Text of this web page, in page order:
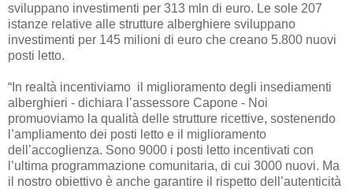
sviluppano investimenti per 313 mln di euro. Le sole 207
istanze relative alle strutture alberghiere sviluppano
investimenti per 145 milioni di euro che creano 5.800 nuovi
posti letto.
“In realtà incentiviamo il miglioramento degli insediamenti
alberghieri - dichiara l’assessore Capone - Noi
promuoviamo la qualità delle strutture ricettive, sostenendo
l’ampliamento dei posti letto e il miglioramento
dell’accoglienza. Sono 9000 i posti letto incentivati con
l’ultima programmazione comunitaria, di cui 3000 nuovi. Ma
il nostro obiettivo è anche garantire il rispetto dell’autenticità